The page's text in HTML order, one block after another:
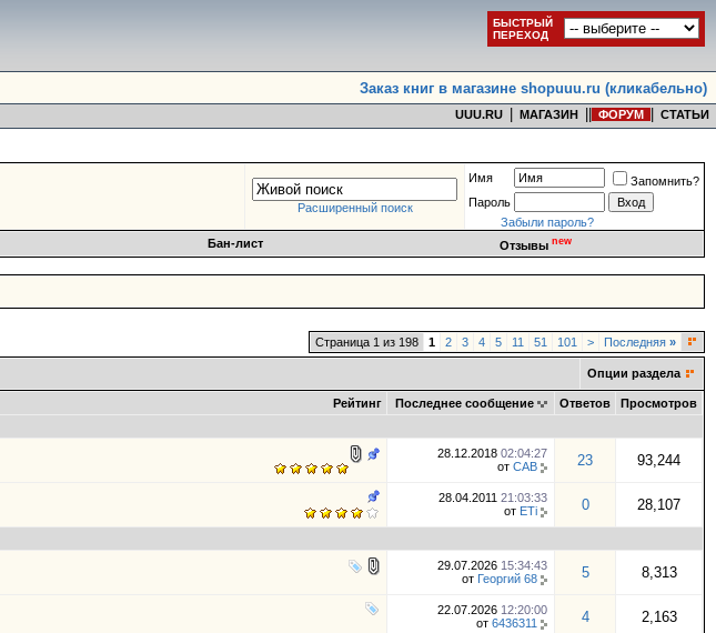
БЫСТРЫЙ
ПЕРЕХОД
Заказ книг в магазине shopuuu.ru (кликабельно)
UUU.RU МАГАЗИН ФОРУМ СТАТЬИ
Расширенный поиск
Имя
Запомнить?
Пароль
Забыли пароль?
Бан-лист Отзывы new
Страница 1 из 198 1 2 3 4 5 11 51 101 > Последняя »
Опции раздела
Рейтинг Последнее сообщение Ответов
Просмотров
28.12.2018 02:04:27
от CAB 23 93,244
28.04.2011 21:03:33
от ETi 0 28,107
29.07.2026 15:34:43
от Георгий 68 5 8,313
22.07.2026 12:20:00
от 6436311 4 2,163